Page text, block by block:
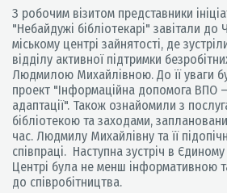
З робочим візитом представники
"Небайдужі бібліотекарі" завітали до
міському центрі зайнятості, де
відділу активної підтримки
Людмилою Михайлівною. До її уваги
проект "Інформаційна допомога ВПО
адаптації". Також ознайомили з
бібліотекою та заходами,
час. Людмилу Михайлівну та її
співпраці. Наступна зустріч в
Центрі була не менш інформативною
до співробітництва.